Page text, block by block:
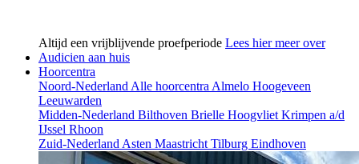
Altijd een vrijblijvende proefperiode Lees hier meer over
Audicien aan huis
Hoorcentra
Noord-NederlandAlle hoorcentraAlmelo Hoogeveen
Leeuwarden
Midden-Nederland Bilthoven Brielle HoogvlietKrimpen a/d
IJssel Rhoon
Zuid-NederlandAsten MaastrichtTilburg Eindhoven